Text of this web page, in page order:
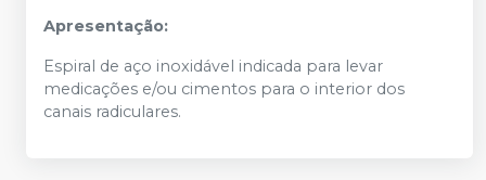
Apresentação:
Espiral de aço inoxidável indicada para levar
medicações e/ou cimentos para o interior dos
canais radiculares.